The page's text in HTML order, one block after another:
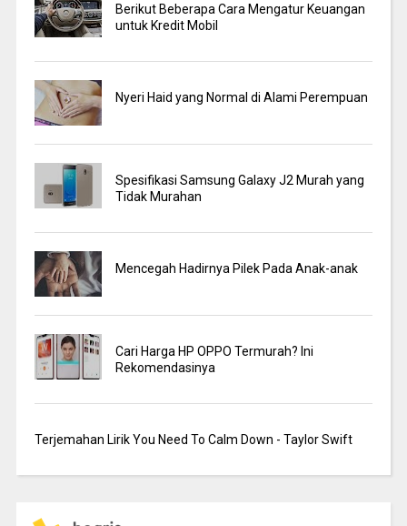
Berikut Beberapa Cara Mengatur Keuangan
untuk Kredit Mobil
Nyeri Haid yang Normal di Alami Perempuan
Spesifikasi Samsung Galaxy J2 Murah yang
Tidak Murahan
Mencegah Hadirnya Pilek Pada Anak-anak
Cari Harga HP OPPO Termurah? Ini
Rekomendasinya
Terjemahan Lirik You Need To Calm Down - Taylor Swift